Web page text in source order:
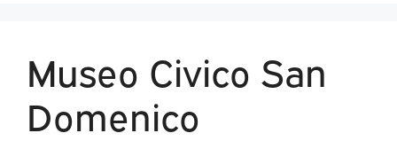
Museo Civico San
Domenico